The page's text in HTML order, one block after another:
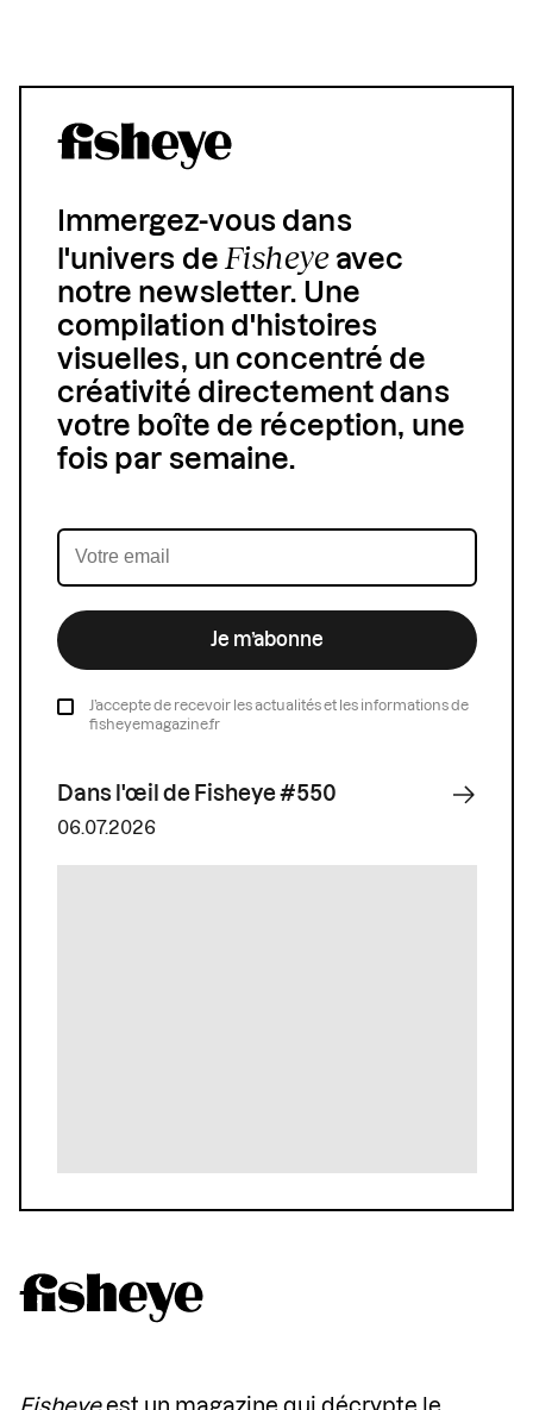
Immergez-vous dans
l'univers deFisheyeavec
notre newsletter. Une
compilation d'histoires
visuelles, un concentré de
créativité directement dans
votre boîte de réception, une
fois par semaine.
Je m’abonne
J’accepte de recevoir les actualités et les informations de
fisheyemagazine.fr
Dans l'œil de Fisheye #550
06.07.2026